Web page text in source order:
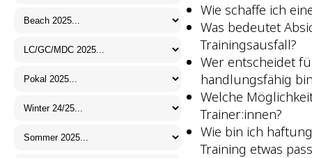
Wie schaffe ich
Was bedeutet
Trainingsausfall?
Wer entscheidet
handlungsfähig
Welche
Trainer:innen?
Wie bin ich
Training etwas